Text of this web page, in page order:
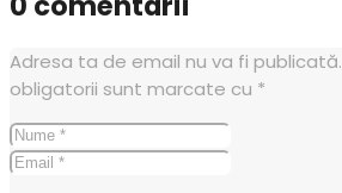
Adresa ta de email nu va fi publicată.
obligatorii sunt marcate cu *